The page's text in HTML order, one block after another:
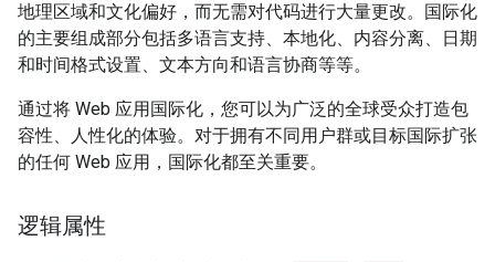
地理区域和文化偏好，而无需对代码进行大量更改。国际化
的主要组成部分包括多语言支持、本地化、内容分离、日期
和时间格式设置、文本方向和语言协商等等。
通过将 Web 应用国际化，您可以为广泛的全球受众打造包
容性、人性化的体验。对于拥有不同用户群或目标国际扩张
的任何 Web 应用，国际化都至关重要。
逻辑属性